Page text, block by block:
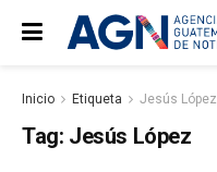
Inicio Etiqueta Jesús López
Tag: Jesús López